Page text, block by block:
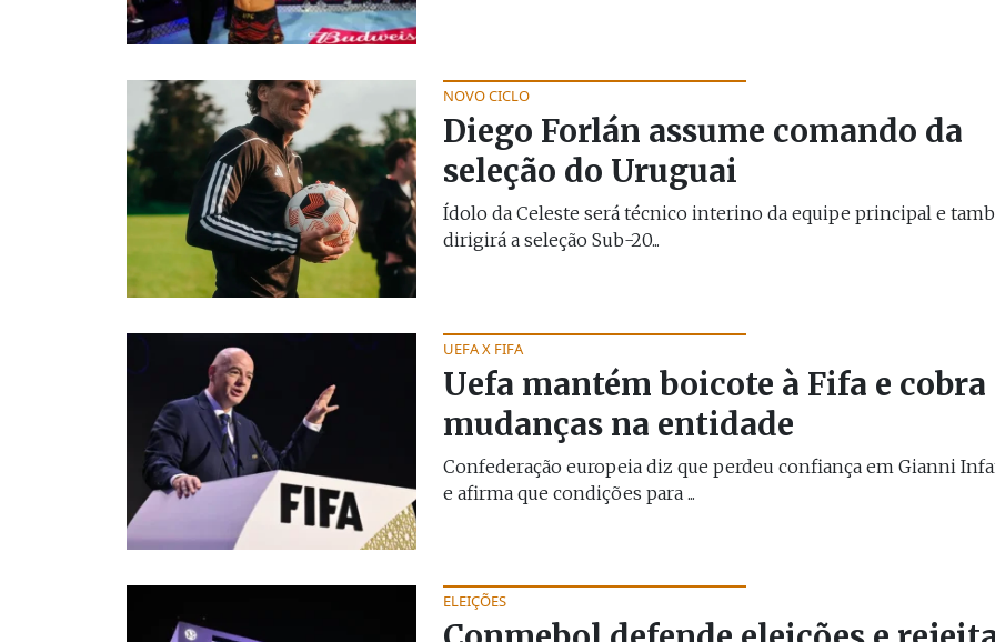
NOVO CICLO
Diego Forlán assume comando da
seleção do Uruguai
Ídolo da Celeste será técnico interino da equipe principal e
dirigirá a seleção Sub-20...
UEFA X FIFA
Uefa mantém boicote à Fifa e cobra
mudanças na entidade
Confederação europeia diz que perdeu confiança em Gianni
e afirma que condições para ...
ELEIÇÕES